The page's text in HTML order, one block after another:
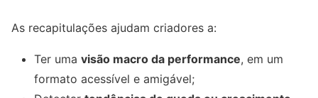
As recapitulações ajudam criadores a:
Ter uma visão macro da performance, em um
formato acessível e amigável;